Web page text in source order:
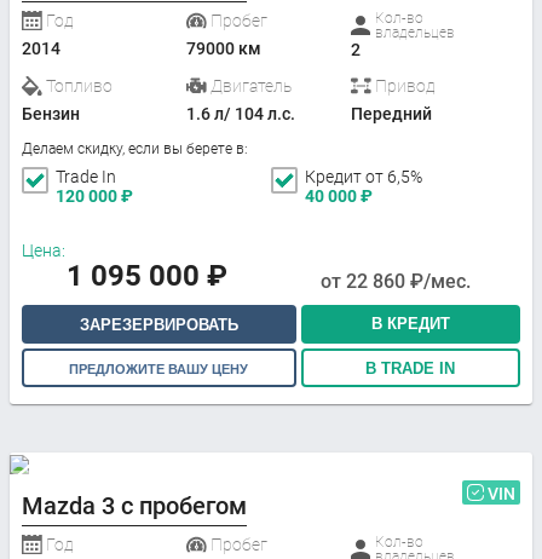
Год
2014
Пробег
79000 км
Кол-во
владельцев
2
Топливо
Бензин
Двигатель
1.6 л/ 104 л.с.
Привод
Передний
Делаем скидку, если вы берете в:
Trade In
120 000₽
Кредит от 6,5%
40 000₽
Цена:
1 095 000 ₽ от 22 860 ₽/мес.
ЗАРЕЗЕРВИРОВАТЬ В КРЕДИТ
ПРЕДЛОЖИТЕ ВАШУ ЦЕНУ В TRADE IN
Mazda 3 с пробегом VIN
Год Пробег
Кол-во